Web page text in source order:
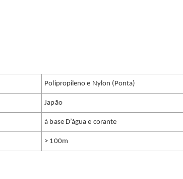
Polipropileno e Nylon (Ponta)
Japão
à base D’água e corante
> 100m